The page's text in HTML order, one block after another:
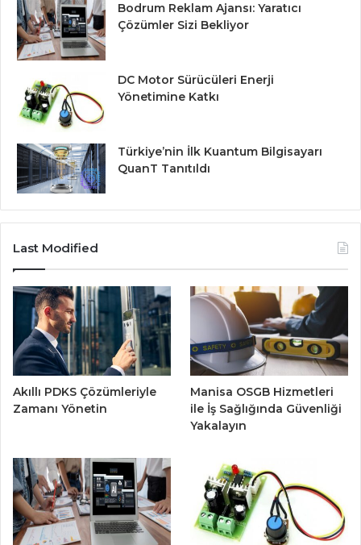
Bodrum Reklam Ajansı: Yaratıcı
Çözümler Sizi Bekliyor
DC Motor Sürücüleri Enerji
Yönetimine Katkı
Türkiye’nin İlk Kuantum Bilgisayarı
QuanT Tanıtıldı
Last Modified
Akıllı PDKS Çözümleriyle
Zamanı Yönetin
Manisa OSGB Hizmetleri
ile İş Sağlığında Güvenliği
Yakalayın